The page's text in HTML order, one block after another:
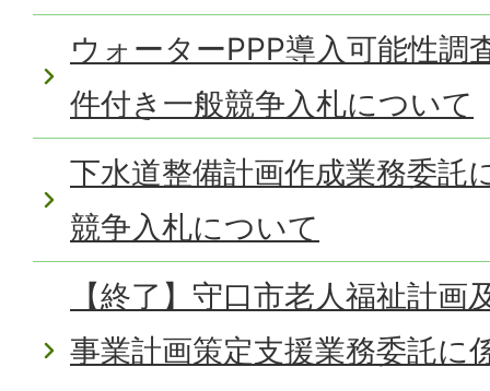
ウォーターPPP導入可能性調
件付き一般競争入札について
下水道整備計画作成業務委託
競争入札について
【終了】守口市老人福祉計画
事業計画策定支援業務委託に